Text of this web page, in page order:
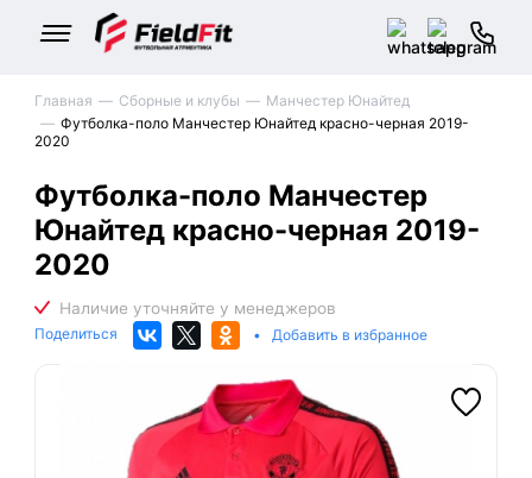
Главная Сборные и клубы
Манчестер Юнайтед
Футболка-поло Манчестер Юнайтед красно-черная 2019-
2020
Футболка-поло Манчестер
Юнайтед красно-черная 2019-
2020
Поделиться • Добавить в избранное